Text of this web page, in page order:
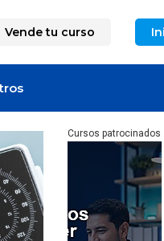
Vende tu curso
Cursos patrocinados